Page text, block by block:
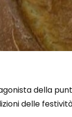
della
delle